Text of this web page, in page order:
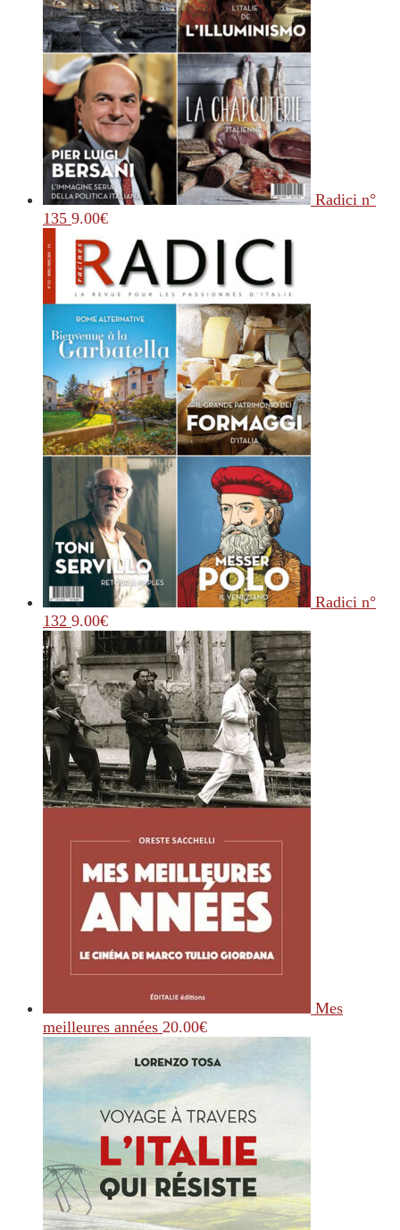
Radici n°
135 9.00€
Radici n°
132 9.00€
Mes
meilleures années 20.00€